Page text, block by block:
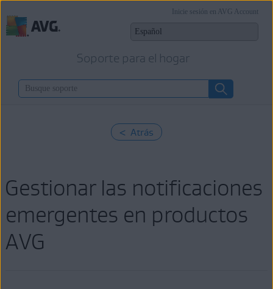
Soporte para el hogar
Inicie sesión en AVG Account
< Atrás
Gestionar las notificaciones
emergentes en productos
AVG